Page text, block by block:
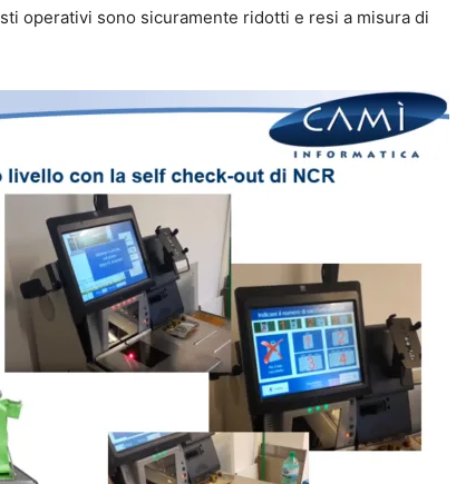
operativi sono sicuramente ridotti e resi a misura di